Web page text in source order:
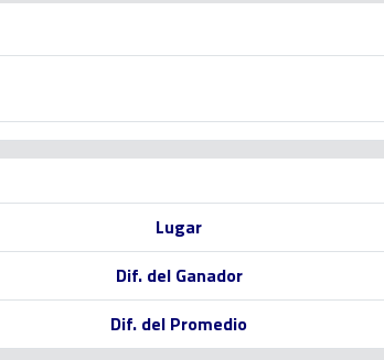
Lugar
Dif. del Ganador
Dif. del Promedio